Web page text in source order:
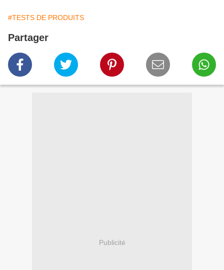
#TESTS DE PRODUITS
Partager
Publicité